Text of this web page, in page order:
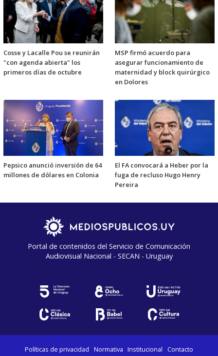
Cosse y Lacalle Pou se reunirán
"con agenda abierta" los
primeros días de octubre
MSP firmó acuerdo para
asegurar funcionamiento de
maternidad y block quirúrgico
en Dolores
Pepsico anunció inversión de 64
millones de dólares en Colonia
El FA convocará a Heber por la
fuga de recluso Hugo Henry
Pereira
Portal de contenidos del Servicio de Comunicación
Audiovisual Nacional - SECAN - Uruguay
Políticas de privacidad Normativa Institucional Contacto